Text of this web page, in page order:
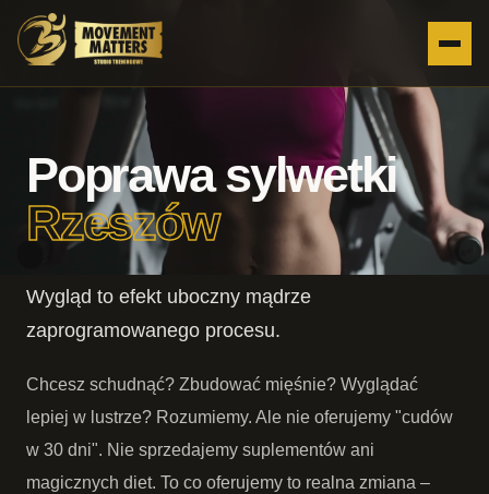
Poprawa sylwetki
Rzeszów
Wygląd to efekt uboczny mądrze
zaprogramowanego procesu.
Chcesz schudnąć? Zbudować mięśnie? Wyglądać
lepiej w lustrze? Rozumiemy. Ale nie oferujemy "cudów
w 30 dni". Nie sprzedajemy suplementów ani
magicznych diet. To co oferujemy to realna zmiana –